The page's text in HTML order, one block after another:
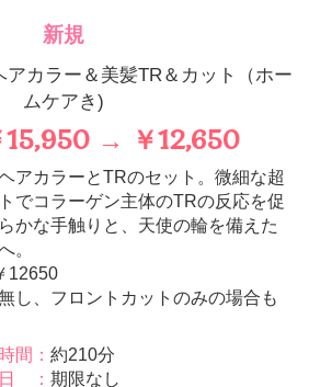
新規
アカラー＆美髪TR＆カット（ホー
ムケアき)
15,950 → ￥12,650
アカラーとTRのセット。微細な超
でコラーゲン主体のTRの反応を促
かな手触りと、天使の輪を備えた
。
12650
し、フロントカットのみの場合も
間： 約210分
： 期限なし